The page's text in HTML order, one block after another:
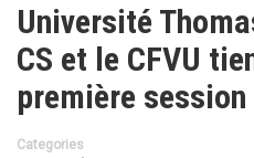
Université
CS et le CFVU
première session
Categories